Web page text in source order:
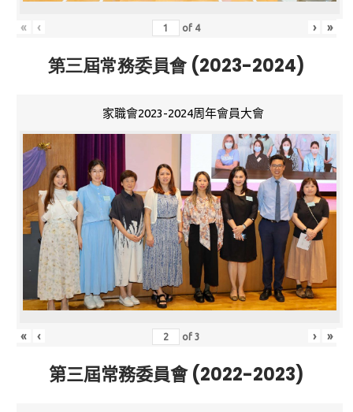
« ‹ of 4 › »
第三屆常務委員會 (2023-2024)
家職會2023-2024周年會員大會
« ‹ of3 › »
第三屆常務委員會 (2022-2023)